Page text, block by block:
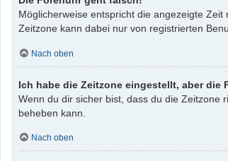
Möglicherweise entspricht die angezeigte
Zeitzone kann dabei nur von registrierten
Nach oben
Ich habe die Zeitzone eingestellt, aber die
Wenn du dir sicher bist, dass du die Zeitzone
beheben kann.
Nach oben